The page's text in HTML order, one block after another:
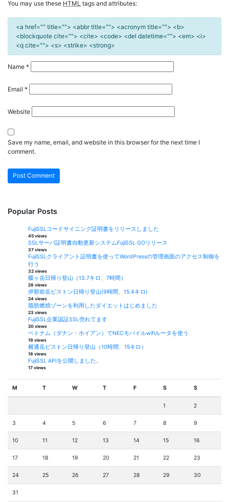
You may use these HTML tags and attributes:
<a href="" title=""> <abbr title=""> <acronym title=""> <b>
<blockquote cite=""> <cite> <code> <del datetime=""> <em> <i>
<q cite=""> <s> <strike> <strong>
Name *
Email *
Website
Save my name, email, and website in this browser for the next time I
comment.
Popular Posts
FujiSSLコードサイニング証明書をリリースしました
45 views
SSLサーバ証明書自動更新システムFujiSSL GOリリース
37 views
FujiSSLクライアント証明書を使ってWordPressの管理画面のアクセス制御を
行う
32 views
蝶ヶ岳日帰り登山（13.7キロ、7時間）
28 views
伊那前岳ピストン日帰り登山(9時間、15.4キロ)
24 views
脂肪燃焼ゾーンを利用したダイエットはじめました
23 views
FujiSSL企業認証SSL売れてます
20 views
ベトナム（ダナン・ホイアン）でNECモバイルwifiルータを使う
19 views
横通岳ピストン日帰り登山（10時間、15キロ）
18 views
FujiSSL APIを公開しました。
17 views
M T W T F S S
1 2
3 4 5 6 7 8 9
10 11 12 13 14 15 16
17 18 19 20 21 22 23
24 25 26 27 28 29 30
31